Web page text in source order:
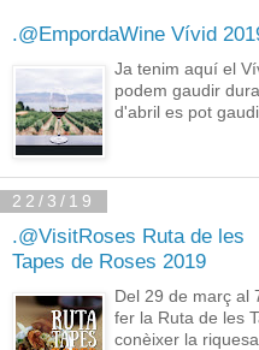
.@EmpordaWine Vívid
Ja tenim aquí el
podem gaudir
d'abril es pot
22/3/19
.@VisitRoses Ruta de les
Tapes de Roses 2019
Del 29 de març al
fer la Ruta de les
conèixer la